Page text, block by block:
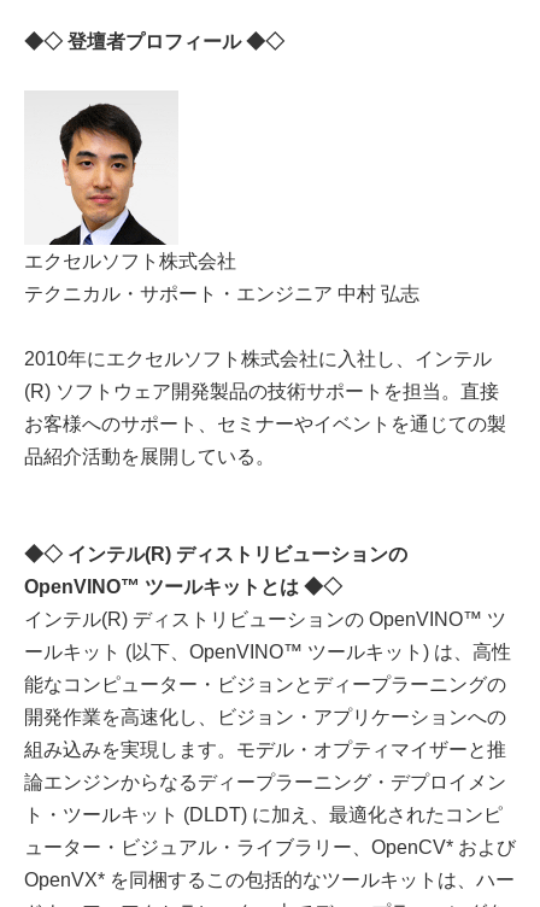
◆◇ 登壇者プロフィール ◆◇
エクセルソフト株式会社
テクニカル・サポート・エンジニア 中村 弘志
2010年にエクセルソフト株式会社に入社し、インテル
(R) ソフトウェア開発製品の技術サポートを担当。直接
お客様へのサポート、セミナーやイベントを通じての製
品紹介活動を展開している。
◆◇ インテル(R) ディストリビューションの
OpenVINO™ ツールキットとは ◆◇
インテル(R) ディストリビューションの OpenVINO™ ツ
ールキット (以下、OpenVINO™ ツールキット) は、高性
能なコンピューター・ビジョンとディープラーニングの
開発作業を高速化し、ビジョン・アプリケーションへの
組み込みを実現します。モデル・オプティマイザーと推
論エンジンからなるディープラーニング・デプロイメン
ト・ツールキット (DLDT) に加え、最適化されたコンピ
ューター・ビジュアル・ライブラリー、OpenCV* および
OpenVX* を同梱するこの包括的なツールキットは、ハー